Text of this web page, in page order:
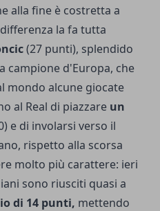
alla fine è costretta a
la fa tutta
(27 punti), splendido
campione d'Europa, che
mondo alcune giocate
al Real di piazzare un
e di involarsi verso il
rispetto alla scorsa
molto più carattere: ieri
sono riusciti quasi a
di 14 punti, mettendo